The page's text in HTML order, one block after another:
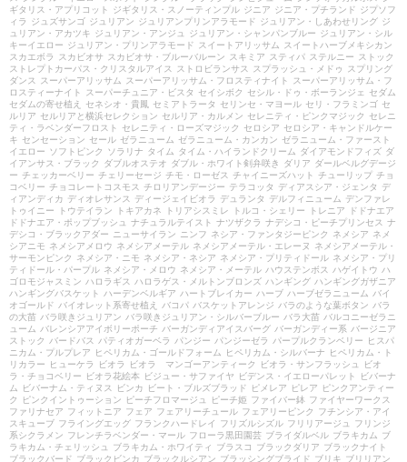
ギタリス・アプリコット
ジギタリス・スノーティンプル ジニア ジニア・プチランド ジプソフ
ィラ
ジュズサンゴ ジュリアン ジュリアンプリンアラモード ジュリアン・しあわせリング ジ
ュリアン・アカツキ ジュリアン・アンジュ ジュリアン・シャンパンブルー ジュリアン・シル
キーイエロー ジュリアン・プリンアラモード スイートアリッサム
スイートハーブメキシカン
スカエボラ
スカビオサ スカビオサ・ブルーバルーン スキミア スティパ ステルニー
ストック
ストレプトカーパス・クリスタルアイス
ストロビランサス スプラッシュ・メドゥ
スプリング
ダンス
スーパーアリッサム スーパーアリッサム・フロスティナイト
スーパーアリッサム・フ
ロスティーナイト
スーパーチュニア・ビスタ セイシボク セシル・ドゥ・ボーランジェ
セダム
セダムの寄せ植え
セネシオ・貴鳳 セミアトラータ セリンセ・マヨール セリ・フラミンゴ セ
ルリア セルリアと横浜セレクション セルリア・カルメン セレニティ・ピンクマジック
セレニ
ティ・ラベンダーフロスト
セレニティ・ローズマジック セロシア セロシア・キャンドルケー
キ センセーション セール ゼラニューム ゼラニューム・カンカン ゼラニューム・ファースト
イエロー ソフトピンク ソラリナ タイム タイム・ハイランドクリーム ダイアモンドフィズ ダ
イアンサス・ブラック
ダブルオステオ ダブル・ホワイト剣弁咲き ダリア ダールベルグデージ
ー チェッカーベリー チェリーセージ チモ・ローゼス チャイニーズハット チューリップ チョ
コベリー チョコレートコスモス チロリアンデージー テラコッタ ディアスシア・ジェンタ
デ
ィアンディカ ディオレサンス ディージェイビオラ デュランタ デルフィニューム デンファレ
トゥイニー
トウテイラン トキアカネ トリアシスミレ トルコ・シェリー トレニア
ドドナエア
ドドナエア・ポップブッシュ
ナチュラルテイスト ナツザクラ ナデシコ・ピーチプリンセス ナ
デシコ・ブラックアダー
ニューサイラン ニンフ ネシア・ファンタジーピンク ネメシア ネメ
シアニモ ネメシアメロウ ネメシアメーテル ネメシアメーテル・エレーヌ
ネメシアメーテル・
サーモンピンク
ネメシア・ニモ ネメシア・ネシア ネメシア・プリティドール ネメシア・プリ
ティドール・パープル ネメシア・メロウ ネメシア・メーテル ハウステンボス ハゲイトウ ハ
ゴロモジャスミン ハロラギス ハロラゲス・メルトンブロンズ ハンギング ハンギングガザニア
ハンギングバスケット
ハーデンベルギア ハートブレイカー ハーブ ハーブゼラニューム バイ
オゴールド バイオレット系寄せ植え バコパ バスケットアレンジ バラのような葉ボタン バラ
の大苗 バラ咲きジュリアン バラ咲きジュリアン・シルバーブルー バラ大苗 バルコニーゼラニ
ューム バレンシアアイボリーポーチ バーガンディアイスバーグ バーガンディー系 バージニア
ストック
バードバス パティオガーベラ パンジー パンジーゼラ パープルクランベリー
ヒスパ
ニカム・プルプレア
ヒペリカム・ゴールドフォーム ヒペリカム・シルバーナ
ヒペリカム・ト
リカラー
ヒューケラ ビオラ ビオラ マンゴーアンティーク ビオラ・サンフラッシュ
ビオ
ラ・チョコベリー
ビオラ花絵本 ビジュー・サファイヤ ビデンス・イエローパレット
ビバーナ
ム
ビバーナム・ティヌス ビンカ ビート・ブルズブラッド ピメレア ピレア
ピンクアンティー
ク
ピンクイントゥーション ピーチフロマージュ ピーチ姫 ファイバー鉢 ファイヤーワークス
ファリナセア フィットニア フェア フェアリーチュール フェアリーピンク
フチンシア・アイ
スキューブ フライングエッグ フランクハードレイ フリズルシズル フリリアージュ
フリンジ
系シクラメン フレンチラベンダー・マール フローラ黒田園芸 ブライダルベル ブラキカム ブ
ラキカム・チェリッシュ
ブラキカム・ホワイティ ブラスコ ブラックダリア ブラックナイト
ブラックバード ブラックビンカ ブラックルシアン ブラッシングブライド ブリキ ブリリアン